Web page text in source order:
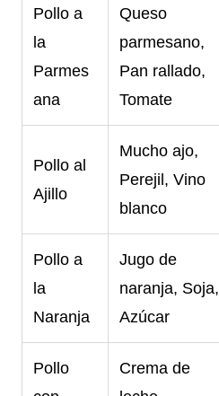
Pollo a
la
Parmes
ana
Queso
parmesano,
Pan rallado,
Tomate
Pollo al
Ajillo
Mucho ajo,
Perejil, Vino
blanco
Pollo a
la
Naranja
Jugo de
naranja, Soja,
Azúcar
Pollo
Crema de